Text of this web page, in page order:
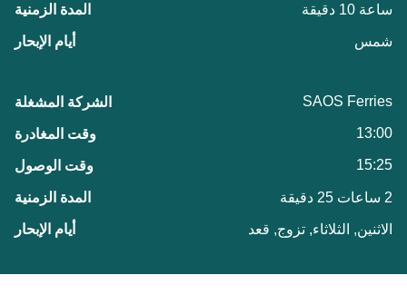
ساعة 10 دقيقة
شمس
SAOS Ferries
13:00
15:25
2 ساعات 25 دقيقة
الاثنين, الثلاثاء, تزوج, قعد